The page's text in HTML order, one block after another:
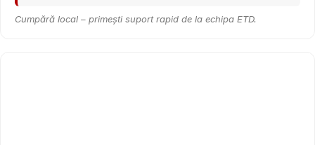
Cumpără local – primești suport rapid de la echipa ETD.